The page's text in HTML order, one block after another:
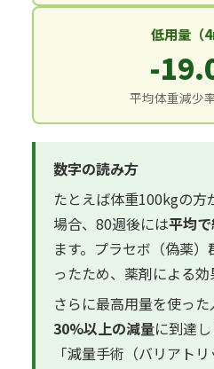
低用量（
-
平均体重減少
数字の読み方
たとえば体重100kgの方
場合、80週後には平均
ます。プラセボ（偽薬
ったため、薬剤による効
さらに最高用量を使った
30%以上の減量に到達
「減量手術（バリアト